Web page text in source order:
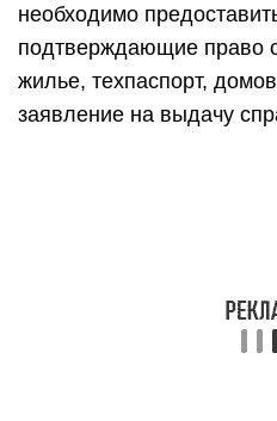
необходимо
подтверждающие право
жилье, техпаспорт,
заявление на выдачу